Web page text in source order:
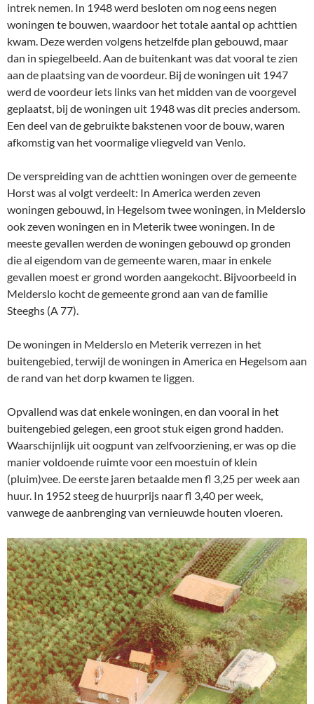
intrek nemen. In 1948 werd besloten om nog eens negen
woningen te bouwen, waardoor het totale aantal op achttien
kwam. Deze werden volgens hetzelfde plan gebouwd, maar
dan in spiegelbeeld. Aan de buitenkant was dat vooral te zien
aan de plaatsing van de voordeur. Bij de woningen uit 1947
werd de voordeur iets links van het midden van de voorgevel
geplaatst, bij de woningen uit 1948 was dit precies andersom.
Een deel van de gebruikte bakstenen voor de bouw, waren
afkomstig van het voormalige vliegveld van Venlo.
De verspreiding van de achttien woningen over de gemeente
Horst was al volgt verdeelt: In America werden zeven
woningen gebouwd, in Hegelsom twee woningen, in Melderslo
ook zeven woningen en in Meterik twee woningen. In de
meeste gevallen werden de woningen gebouwd op gronden
die al eigendom van de gemeente waren, maar in enkele
gevallen moest er grond worden aangekocht. Bijvoorbeeld in
Melderslo kocht de gemeente grond aan van de familie
Steeghs (A 77).
De woningen in Melderslo en Meterik verrezen in het
buitengebied, terwijl de woningen in America en Hegelsom aan
de rand van het dorp kwamen te liggen.
Opvallend was dat enkele woningen, en dan vooral in het
buitengebied gelegen, een groot stuk eigen grond hadden.
Waarschijnlijk uit oogpunt van zelfvoorziening, er was op die
manier voldoende ruimte voor een moestuin of klein
(pluim)vee. De eerste jaren betaalde men fl 3,25 per week aan
huur. In 1952 steeg de huurprijs naar fl 3,40 per week,
vanwege de aanbrenging van vernieuwde houten vloeren.